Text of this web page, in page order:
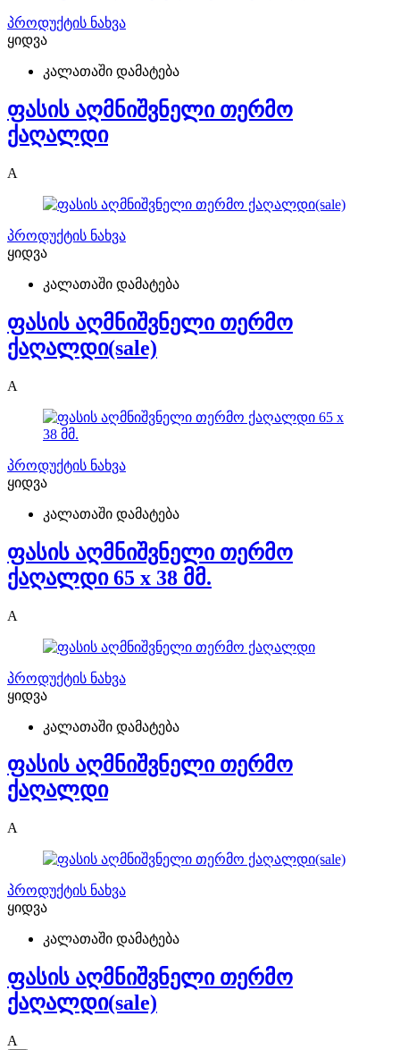
პროდუქტის ნახვა
ყიდვა
კალათაში დამატება
ფასის აღმნიშვნელი თერმო
ქაღალდი
A
პროდუქტის ნახვა
ყიდვა
კალათაში დამატება
ფასის აღმნიშვნელი თერმო
ქაღალდი(sale)
A
პროდუქტის ნახვა
ყიდვა
კალათაში დამატება
ფასის აღმნიშვნელი თერმო
ქაღალდი 65 x 38 მმ.
A
პროდუქტის ნახვა
ყიდვა
კალათაში დამატება
ფასის აღმნიშვნელი თერმო
ქაღალდი
A
პროდუქტის ნახვა
ყიდვა
კალათაში დამატება
ფასის აღმნიშვნელი თერმო
ქაღალდი(sale)
A